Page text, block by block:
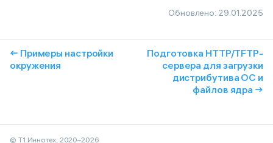
Обновлено: 29.01.2025
← Примеры настройки
окружения
Подготовка HTTP/TFTP-
сервера для загрузки
дистрибутива ОС и
файлов ядра →
© Т1 Иннотех, 2020–2026